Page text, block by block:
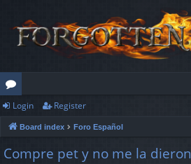
or
u
m
Login Register
Board index Foro Español
Compre pet y no me la dieron